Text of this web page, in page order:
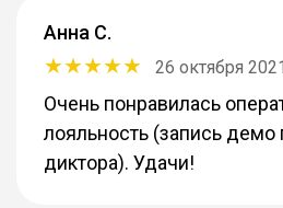
Анна С.
26 октября 2021
Очень понравилась
лояльность (запись
диктора). Удачи!